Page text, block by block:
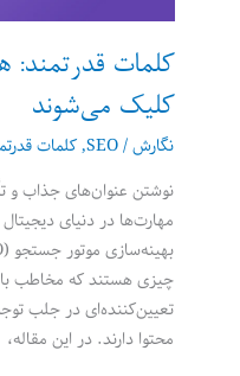
برای
استخدام
شدن
است
کلمات قدرتمند:
کلیک می‌شوند
نگارش/
SEO
,کلمات
نوشتن عنوان‌های جذاب و
مهارت‌ها در دنیای
چیزی هستند که مخاطب
تعیین‌کننده‌ای در جلب
محتوا دارند. در این مقاله،